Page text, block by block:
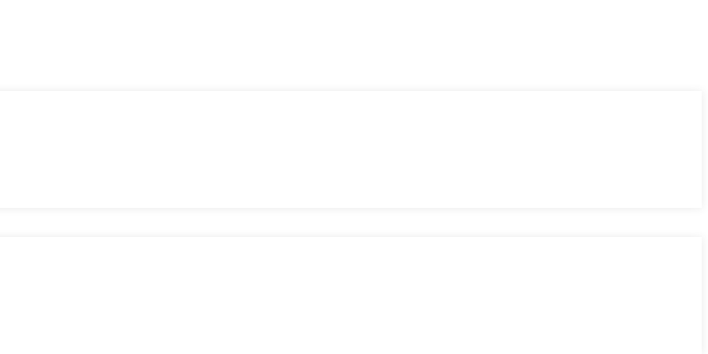
sans complications.
du marché.
des plateformes et des dApps.